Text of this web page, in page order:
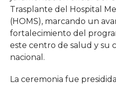
Trasplante del Hospital
(HOMS), marcando un
fortalecimiento del
este centro de salud y su
nacional.
La ceremonia fue